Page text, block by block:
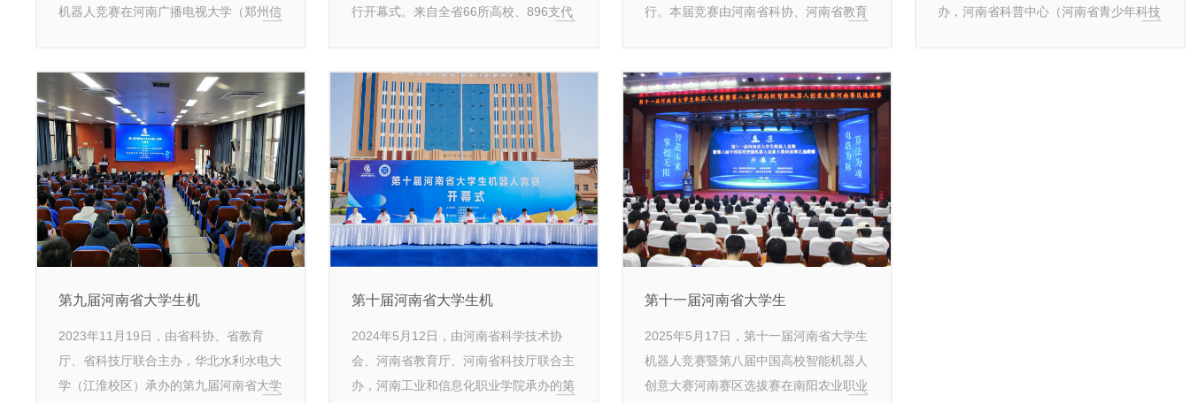
机器人竞赛在河南广播电视大学（郑州信
省内57所高校近800支队伍2000余名学生
参加了竞赛。
行开幕式。来自全省66所高校、896支代
省科技厅主办，河南机电职业学院承办。
行。本届竞赛由河南省科协、河南省教育
办。
办，河南省科普中心（河南省青少年科技
第九届河南省大学生机
2023年11月19日，由省科协、省教育
厅、省科技厅联合主办，华北水利水电大
学（江淮校区）承办的第九届河南省大学
第十届河南省大学生机
2024年5月12日，由河南省科学技术协
会、河南省教育厅、河南省科技厅联合主
办，河南工业和信息化职业学院承办的第
第十一届河南省大学生
2025年5月17日，第十一届河南省大学生
机器人竞赛暨第八届中国高校智能机器人
创意大赛河南赛区选拔赛在南阳农业职业